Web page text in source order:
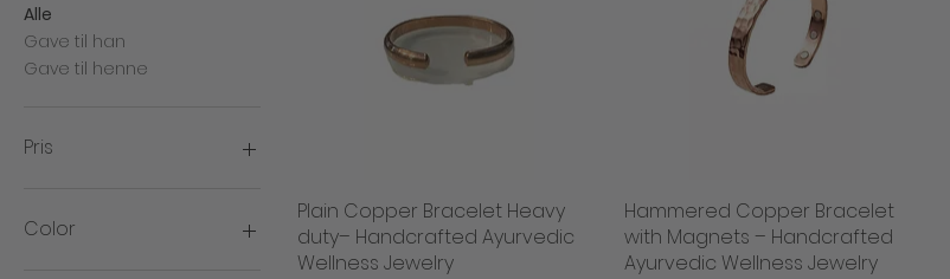
Alle
Gave til han
Gave til henne
Pris
150 kr
Color
Hurtigvisning
Plain Copper Bracelet Heavy
duty– Handcrafted Ayurvedic
Wellness Jewelry
Hurtigvisning
Hammered Copper Bracelet
with Magnets – Handcrafted
Ayurvedic Wellness Jewelry